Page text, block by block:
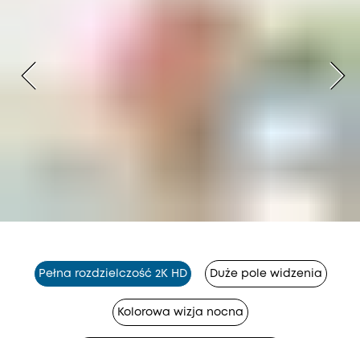
Pełna rozdzielczość 2K HD Duże pole widzenia
Kolorowa wizja nocna